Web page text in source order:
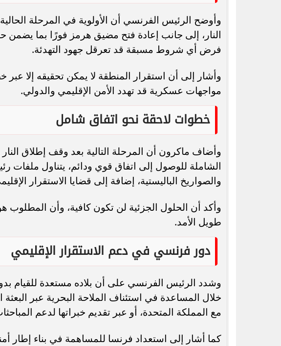
وأوضح الرئيس الفرنسي أن الأولوية في المرحلة
النار، إلى جانب إعادة فتح مضيق هرمز فورًا بما يضمن
فرض أي شروط مسبقة قد تعرقل جهود التهدئة.
وأشار إلى أن استقرار المنطقة لا يمكن تحقيقه إلا
مواجهات عسكرية قد تهدد الأمن الإقليمي والدولي.
خطوات لاحقة نحو اتفاق شامل
وأضاف ماكرون أن المرحلة التالية بعد وقف إطلاق
الشاملة للوصول إلى اتفاق قوي ودائم، يتناول ملفات
والصواريخ الباليستية، إضافة إلى قضايا الاستقرار
وأكد أن الحلول الجزئية لن تكون كافية، وأن
طويل الأمد.
دور فرنسي في دعم الاستقرار الإقليمي
وشدد الرئيس الفرنسي على أن بلاده مستعدة للقيام
خلال المساعدة في استئناف الملاحة البحرية عبر البعثة
مع المملكة المتحدة، أو عبر تقديم خبراتها لدعم
كما أشار إلى استعداد فرنسا للمساهمة في بناء إطار